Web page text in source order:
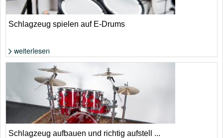
Foto: Shutterstock von Fabio Pagani
Schlagzeug spielen auf E-Drums
weiterlesen
Schlagzeug aufbauen und richtig aufstell ...